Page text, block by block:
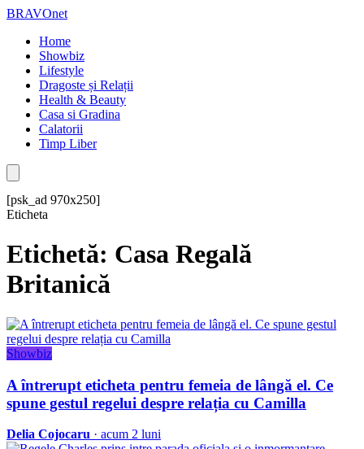
BRAVOnet
Home
Showbiz
Lifestyle
Dragoste și Relații
Health & Beauty
Casa si Gradina
Calatorii
Timp Liber
[psk_ad 970x250]
Eticheta
Etichetă: Casa Regală
Britanică
Showbiz
A întrerupt eticheta pentru femeia de lângă el. Ce
spune gestul regelui despre relația cu Camilla
Delia Cojocaru · acum 2 luni